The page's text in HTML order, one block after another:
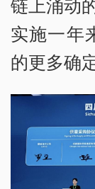
链上涌动
实施一年
的更多确